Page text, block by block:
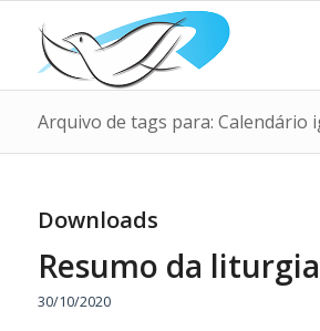
Arquivo de tags para: Calendário
Downloads
Resumo da
30/10/2020